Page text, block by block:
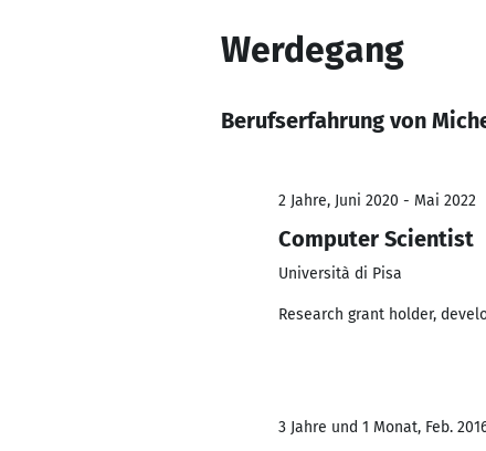
Werdegang
Berufserfahrung von
2 Jahre, Juni 2020 - Mai 2022
Computer Scientist
Università di Pisa
Research grant holder,
3 Jahre und 1 Monat, Feb.